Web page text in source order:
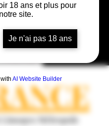
18 ans et plus pour
site.
Je n'ai pas 18 ans
AI Website Builder
Limoges Métropole